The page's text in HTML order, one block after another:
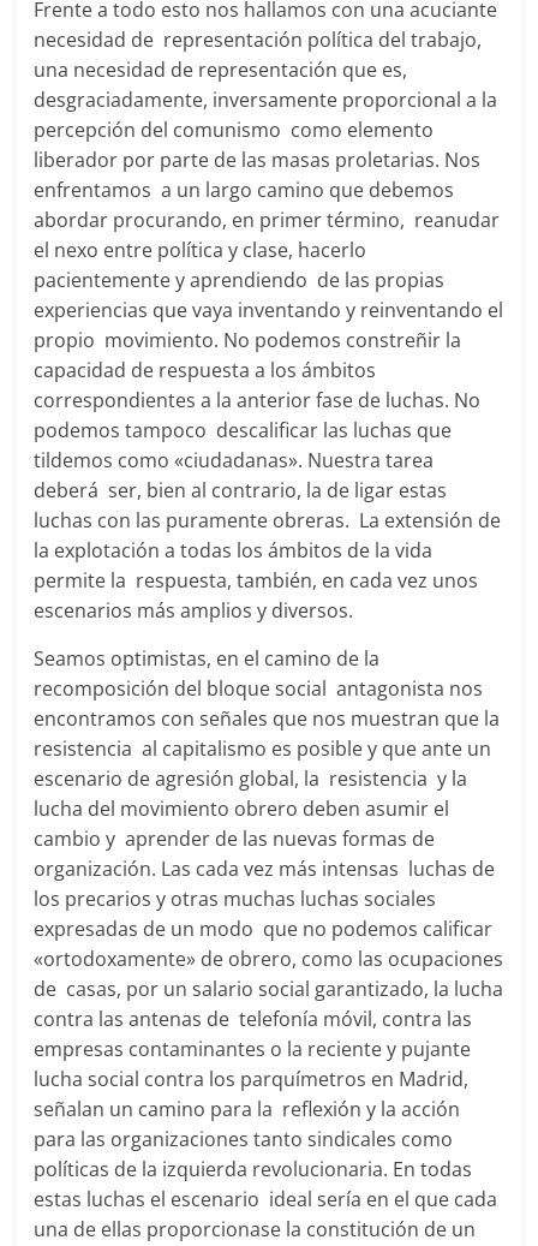
Frente a todo esto nos hallamos con una acuciante
necesidad de representación política del trabajo,
una necesidad de representación que es,
desgraciadamente, inversamente proporcional a la
percepción del comunismo como elemento
liberador por parte de las masas proletarias. Nos
enfrentamos a un largo camino que debemos
abordar procurando, en primer término, reanudar
el nexo entre política y clase, hacerlo
pacientemente y aprendiendo de las propias
experiencias que vaya inventando y reinventando el
propio movimiento. No podemos constreñir la
capacidad de respuesta a los ámbitos
correspondientes a la anterior fase de luchas. No
podemos tampoco descalificar las luchas que
tildemos como «ciudadanas». Nuestra tarea
deberá ser, bien al contrario, la de ligar estas
luchas con las puramente obreras. La extensión de
la explotación a todas los ámbitos de la vida
permite la respuesta, también, en cada vez unos
escenarios más amplios y diversos.
Seamos optimistas, en el camino de la
recomposición del bloque social antagonista nos
encontramos con señales que nos muestran que la
resistencia al capitalismo es posible y que ante un
escenario de agresión global, la resistencia y la
lucha del movimiento obrero deben asumir el
cambio y aprender de las nuevas formas de
organización. Las cada vez más intensas luchas de
los precarios y otras muchas luchas sociales
expresadas de un modo que no podemos calificar
«ortodoxamente» de obrero, como las ocupaciones
de casas, por un salario social garantizado, la lucha
contra las antenas de telefonía móvil, contra las
empresas contaminantes o la reciente y pujante
lucha social contra los parquímetros en Madrid,
señalan un camino para la reflexión y la acción
para las organizaciones tanto sindicales como
políticas de la izquierda revolucionaria. En todas
estas luchas el escenario ideal sería en el que cada
una de ellas proporcionase la constitución de un